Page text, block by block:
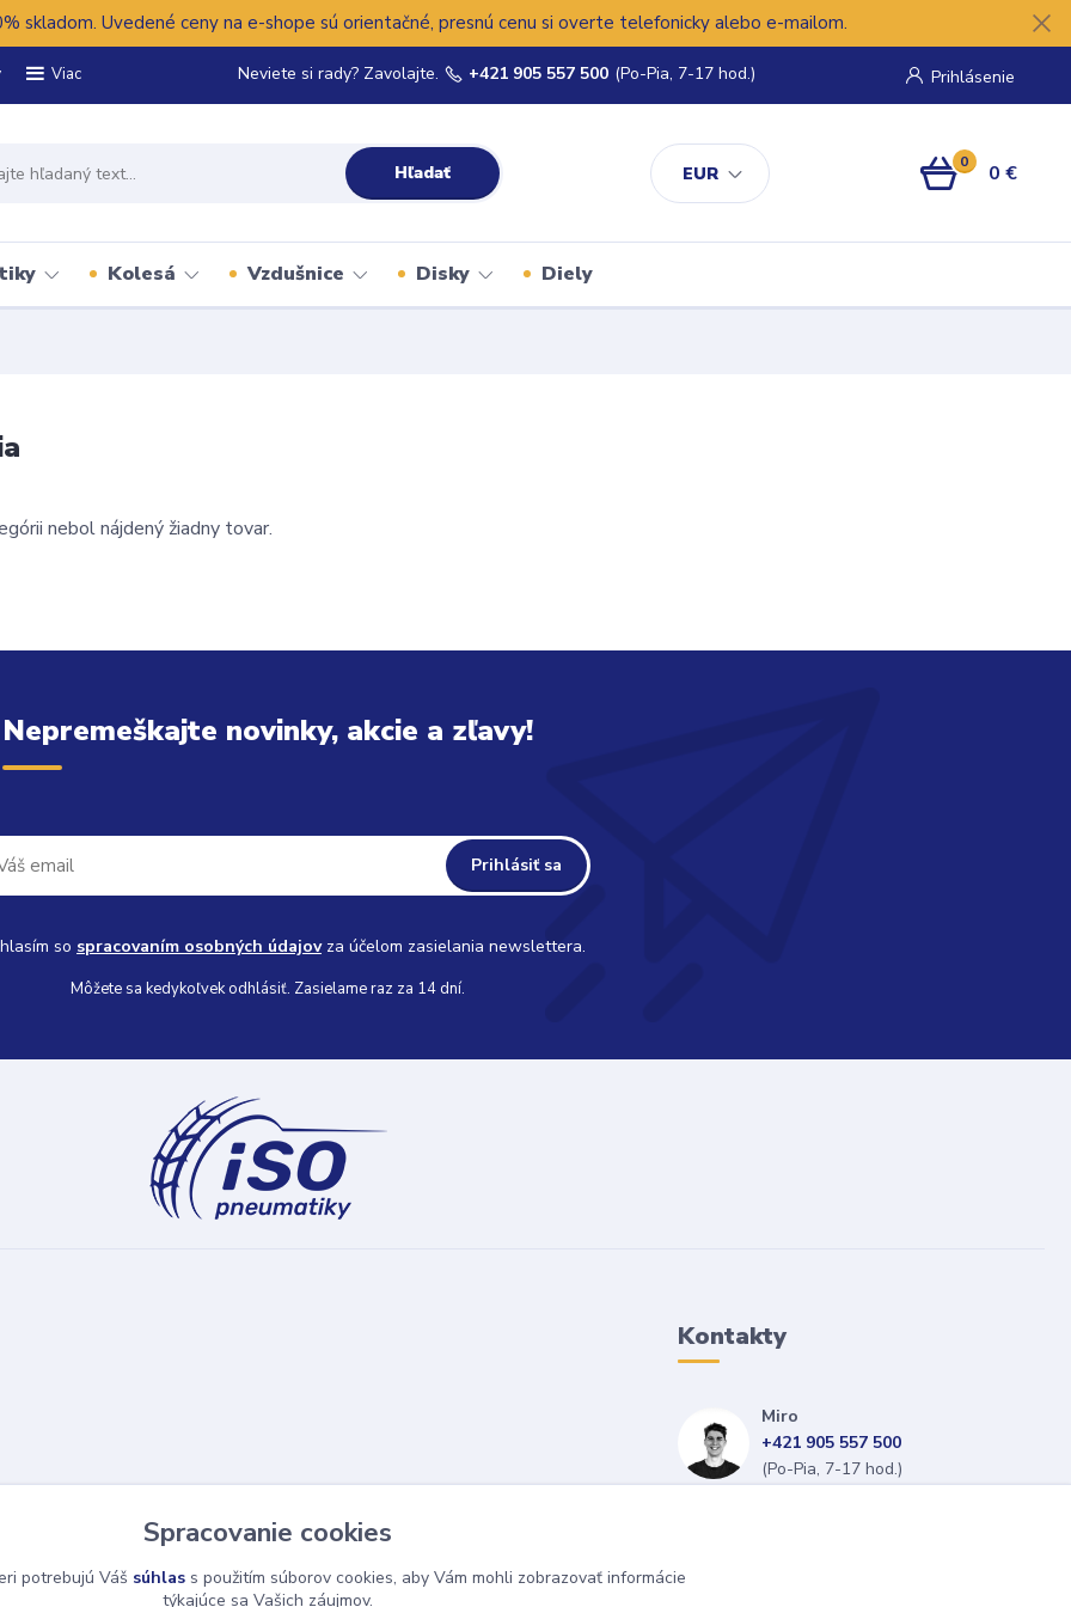
skladom. Uvedené ceny na e-shope sú orientačné, presnú cenu si overte telefonicky alebo e-mailom.
Viac
EUR
Prihlásenie
Hľadať
Neviete si rady? Zavolajte. +421 905 557 500 (Po-Pia, 7-17 hod.)
0 0 €
Kolesá Vzdušnice Disky Diely
nebol nájdený žiadny tovar.
Nepremeškajte novinky, akcie a zľavy!
Prihlásiť sa
so spracovaním osobných údajovza účelom zasielania newslettera.
Môžete sa kedykoľvek odhlásiť. Zasielame raz za 14 dní.
Kontakty
Miro
+421 905 557 500
(Po-Pia, 7-17 hod.)
Spracovanie cookies
potrebujú Váš súhlas s použitím súborov cookies, aby Vám mohli zobrazovať informácie
týkajúce sa Vašich záujmov.